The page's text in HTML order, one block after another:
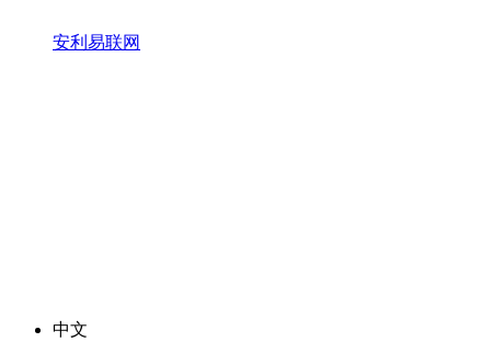
安利易联网
中文